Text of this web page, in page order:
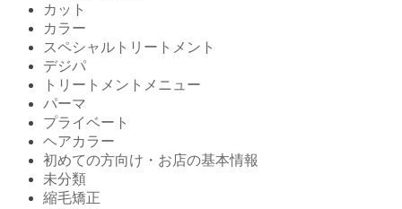
カット
カラー
スペシャルトリートメント
デジパ
トリートメントメニュー
パーマ
プライベート
ヘアカラー
初めての方向け・お店の基本情報
未分類
縮毛矯正